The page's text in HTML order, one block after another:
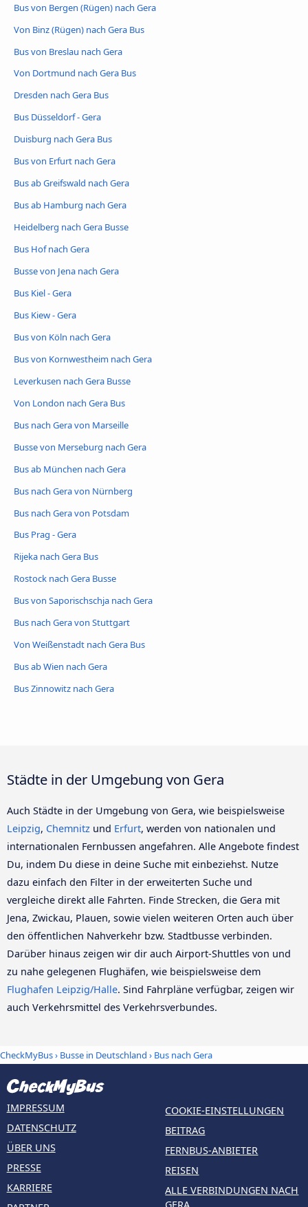
Bus von Bergen (Rügen) nach Gera
Von Binz (Rügen) nach Gera Bus
Bus von Breslau nach Gera
Von Dortmund nach Gera Bus
Dresden nach Gera Bus
Bus Düsseldorf - Gera
Duisburg nach Gera Bus
Bus von Erfurt nach Gera
Bus ab Greifswald nach Gera
Bus ab Hamburg nach Gera
Heidelberg nach Gera Busse
Bus Hof nach Gera
Busse von Jena nach Gera
Bus Kiel - Gera
Bus Kiew - Gera
Bus von Köln nach Gera
Bus von Kornwestheim nach Gera
Leverkusen nach Gera Busse
Von London nach Gera Bus
Bus nach Gera von Marseille
Busse von Merseburg nach Gera
Bus ab München nach Gera
Bus nach Gera von Nürnberg
Bus nach Gera von Potsdam
Bus Prag - Gera
Rijeka nach Gera Bus
Rostock nach Gera Busse
Bus von Saporischschja nach Gera
Bus nach Gera von Stuttgart
Von Weißenstadt nach Gera Bus
Bus ab Wien nach Gera
Bus Zinnowitz nach Gera
Städte in der Umgebung von Gera
Auch Städte in der Umgebung von Gera, wie beispielsweise
Leipzig, Chemnitz und Erfurt, werden von nationalen und
internationalen Fernbussen angefahren. Alle Angebote findest
Du, indem Du diese in deine Suche mit einbeziehst. Nutze
dazu einfach den Filter in der erweiterten Suche und
vergleiche direkt alle Fahrten. Finde Strecken, die Gera mit
Jena, Zwickau, Plauen, sowie vielen weiteren Orten auch über
den öffentlichen Nahverkehr bzw. Stadtbusse verbinden.
Darüber hinaus zeigen wir dir auch Airport-Shuttles von und
zu nahe gelegenen Flughäfen, wie beispielsweise dem
Flughafen Leipzig/Halle. Sind Fahrpläne verfügbar, zeigen wir
auch Verkehrsmittel des Verkehrsverbundes.
CheckMyBus› Busse in Deutschland › Bus nach Gera
IMPRESSUM
DATENSCHUTZ
ÜBER UNS
PRESSE
KARRIERE
COOKIE-EINSTELLUNGEN
BEITRAG
FERNBUS-ANBIETER
REISEN
ALLE VERBINDUNGEN NACH